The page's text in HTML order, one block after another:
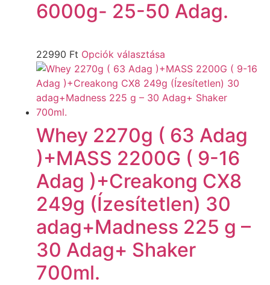
6000g- 25-50 Adag.
22990 Ft Opciók választása
Whey 2270g ( 63 Adag
)+MASS 2200G ( 9-16
Adag )+Creakong CX8
249g (Ízesítetlen) 30
adag+Madness 225 g –
30 Adag+ Shaker
700ml.